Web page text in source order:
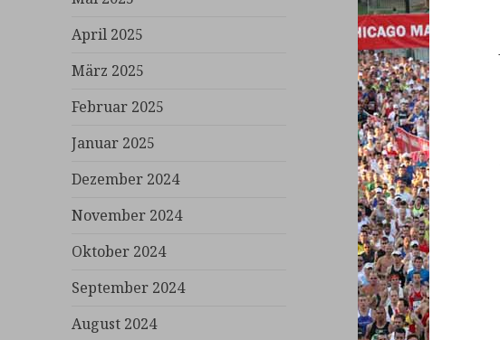
April 2025
März 2025
Februar 2025
Januar 2025
Dezember 2024
November 2024
Oktober 2024
September 2024
August 2024